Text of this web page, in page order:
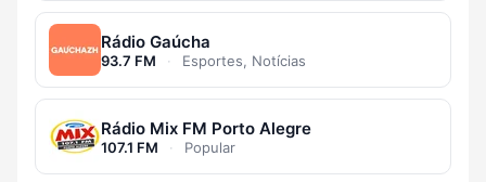
Rádio Gaúcha
93.7 FM · Esportes, Notícias
Rádio Mix FM Porto Alegre
107.1 FM · Popular